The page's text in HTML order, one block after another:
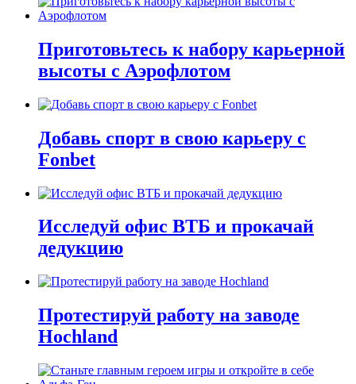
Приготовьтесь к набору карьерной
высоты с Аэрофлотом
Добавь спорт в свою карьеру с
Fonbet
Исследуй офис ВТБ и прокачай
дедукцию
Протестируй работу на заводе
Hochland